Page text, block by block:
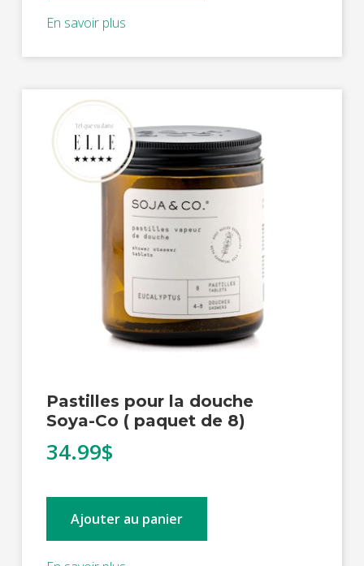
En savoir plus
Pastilles pour la douche
Soya-Co ( paquet de 8)
34.99$
Ajouter au panier